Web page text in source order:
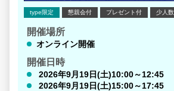
type限定 懇親会付 プレゼント付 少人
開催場所
オンライン開催
開催日時
2026年9月19日(土)10:00～12:45
2026年9月19日(土)15:00～17:45